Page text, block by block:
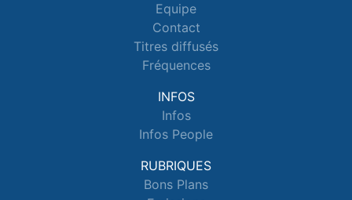
Equipe
Contact
Titres diffusés
Fréquences
INFOS
Infos
Infos People
RUBRIQUES
Bons Plans